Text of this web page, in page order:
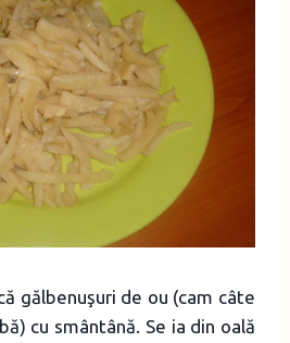
gălbenuşuri de ou (cam câte
cu smântână. Se ia din oală